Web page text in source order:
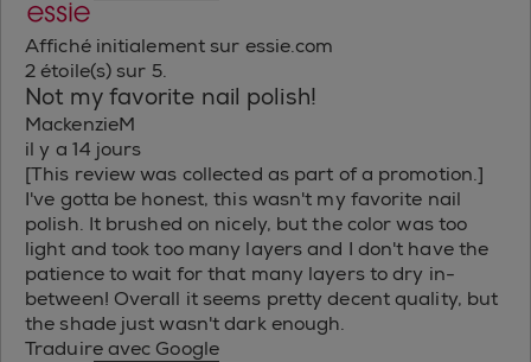
Affiché initialement sur essie.com
2 étoile(s) sur 5.
Not my favorite nail polish!
MackenzieM
il y a 14 jours
[This review was collected as part of a promotion.]
I've gotta be honest, this wasn't my favorite nail
polish. It brushed on nicely, but the color was too
light and took too many layers and I don't have the
patience to wait for that many layers to dry in-
between! Overall it seems pretty decent quality, but
the shade just wasn't dark enough.
Traduire avec Google